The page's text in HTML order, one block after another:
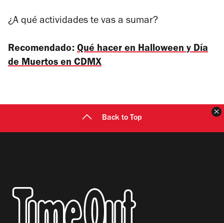
¿A qué actividades te vas a sumar?
Recomendado: Qué hacer en Halloween y Día
de Muertos en CDMX
Back to Top